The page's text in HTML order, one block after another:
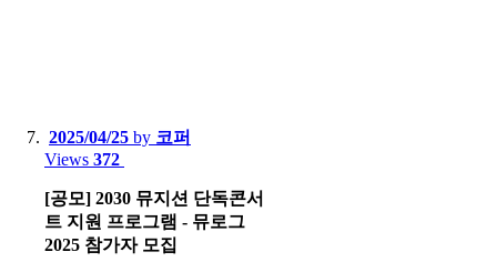
2025/04/25 by 코퍼
Views 372
[공모] 2030 뮤지션 단독콘서
트 지원 프로그램 - 뮤로그
2025 참가자 모집